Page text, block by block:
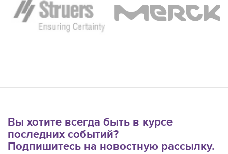
Вы хотите всегда быть в курсе
последних событий?
Подпишитесь на новостную рассылку.